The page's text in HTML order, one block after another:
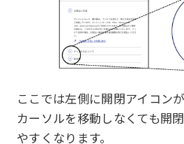
ここでは左側に開閉アイコン
カーソルを移動しなくても開
やすくなります。